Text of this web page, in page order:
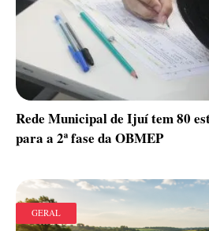
Rede Municipal de Ijuí tem 80
para a 2ª fase da OBMEP
GERAL